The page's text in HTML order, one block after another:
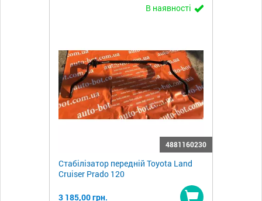
В наявності
4881160230
Стабілізатор передній Toyota Land
Cruiser Prado 120
3 185,00 грн.